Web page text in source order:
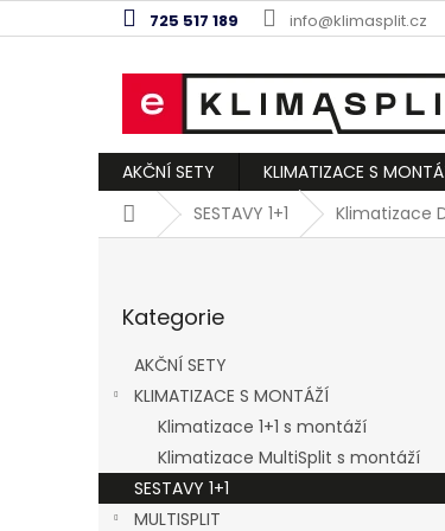
na
725 517 189 info@klimasplit.cz
AKČNÍ SETY KLIMATIZACE S
DomůSESTAVY 1+1 Klimatizace
a
kategorie
Kategorie
AKČNÍ SETY
KLIMATIZACE S MONTÁŽÍ
Klimatizace 1+1 s montáží
Klimatizace MultiSplit s montáží
SESTAVY 1+1
MULTISPLIT